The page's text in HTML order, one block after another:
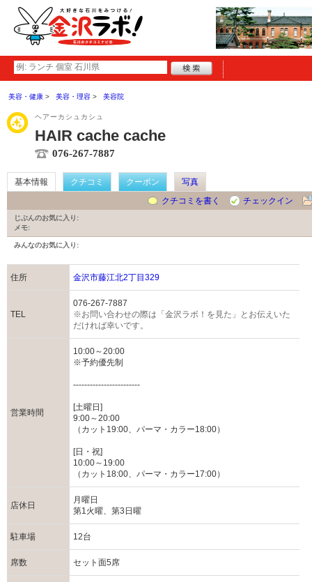
美容・健康 美容・理容 美容院
ヘアーカシュカシュ
HAIR cache cache
076-267-7887
基本情報 クチコミ クーポン
写真
クチコミを書く
チェックイン
じぶんのお気に入り:
メモ:
みんなのお気に入り:
住所 金沢市藤江北2丁目329
TEL
076-267-7887
※お問い合わせの際は「金沢ラボ！を見た」とお伝えいた
だければ幸いです。
営業時間
10:00～20:00
※予約優先制
------------------------
[土曜日]
9:00～20:00
（カット19:00、パーマ・カラー18:00）
[日・祝]
10:00～19:00
（カット18:00、パーマ・カラー17:00）
店休日
月曜日
第1火曜、第3日曜
駐車場 12台
席数 セット面5席